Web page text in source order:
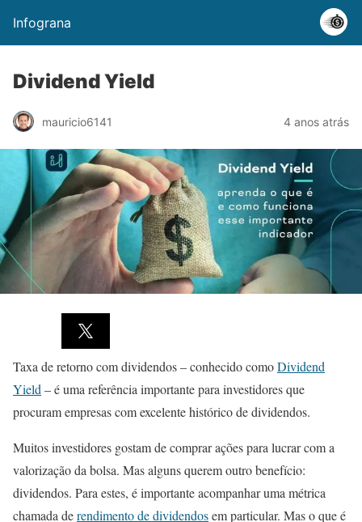
Infograna
Dividend Yield
mauricio6141 4 anos atrás
Taxa de retorno com dividendos – conhecido comoDividend
Yield– é uma referência importante para investidores que
procuram empresas com excelente histórico de dividendos.
Muitos investidores gostam de comprar ações para lucrar com a
valorização da bolsa. Mas alguns querem outro benefício:
dividendos. Para estes, é importante acompanhar uma métrica
chamada derendimento de dividendosem particular. Mas o que é